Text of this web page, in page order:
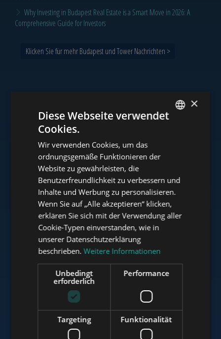
Why Investing in Budapest Real Estate is a Smart Move in 2026: A
Comprehensive Guide for Investors
Klicken Sie für mehr Budapest und Tower Nachrichten >
Unser Portfolio
www.tower-investments.com
www.towerassistance.com
www.towerconsulting.hu
www.mybudapesthome.com
FRENCH
ITALIAN
SPANISH
RUSSIAN
×
Diese Webseite verwendet
Cookies.
Wir verwenden Cookies, um das
ordnungsgemäße Funktionieren der
Website zu gewährleisten, die
Benutzerfreundlichkeit zu verbessern und
Inhalte und Werbung zu personalisieren.
Wenn Sie auf „Alle akzeptieren“ klicken,
erklären Sie sich mit der Verwendung aller
Cookie-Typen einverstanden, wie in
unserer Datenschutzerklärung
beschrieben. Weitere Informationen
Unbedingt
erforderlich
Performance
Targeting Funktionalität